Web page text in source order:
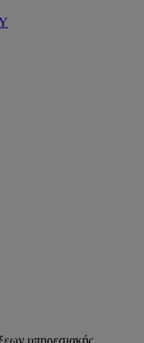
υπηρεσιακής